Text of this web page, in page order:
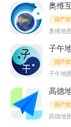
奥维
国产
国产
国产